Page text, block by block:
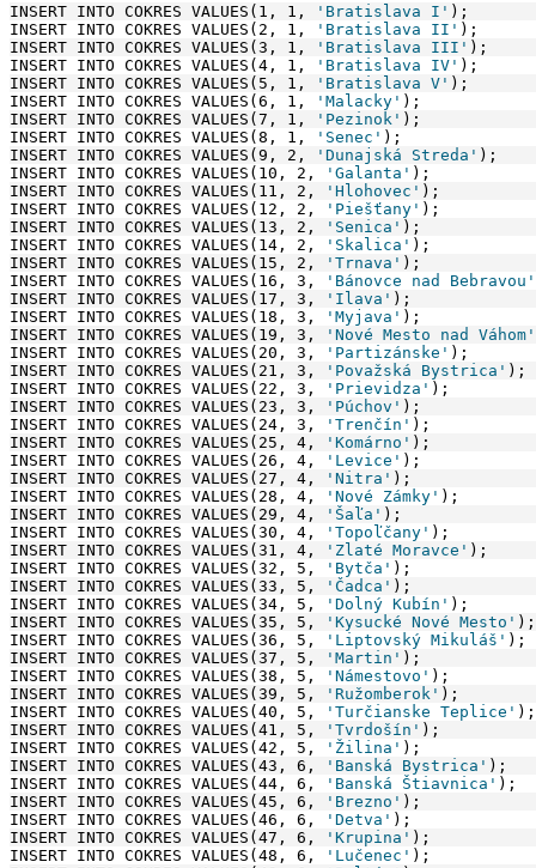
INSERT INTO COKRES VALUES(1, 1,
'Bratislava I' );
INSERT INTO COKRES VALUES(2, 1,
'Bratislava II' );
INSERT INTO COKRES VALUES(3, 1,
'Bratislava III' );
INSERT INTO COKRES VALUES(4, 1,
'Bratislava IV' );
INSERT INTO COKRES VALUES(5, 1,
'Bratislava V' );
INSERT INTO COKRES VALUES(6, 1,
'Malacky' );
INSERT INTO COKRES VALUES(7, 1,
'Pezinok' );
INSERT INTO COKRES VALUES(8, 1,
'Senec' );
INSERT INTO COKRES VALUES(9, 2,
'Dunajská Streda' );
INSERT INTO COKRES VALUES(10, 2,
'Galanta' );
INSERT INTO COKRES VALUES(11, 2,
'Hlohovec' );
INSERT INTO COKRES VALUES(12, 2,
'Piešťany' );
INSERT INTO COKRES VALUES(13, 2,
'Senica' );
INSERT INTO COKRES VALUES(14, 2,
'Skalica' );
INSERT INTO COKRES VALUES(15, 2,
'Trnava' );
INSERT INTO COKRES VALUES(16, 3,
'Bánovce nad Bebravou'
INSERT INTO COKRES VALUES(17, 3,
'Ilava' );
INSERT INTO COKRES VALUES(18, 3,
'Myjava' );
INSERT INTO COKRES VALUES(19, 3,
'Nové Mesto nad Váhom'
INSERT INTO COKRES VALUES(20, 3,
'Partizánske' );
INSERT INTO COKRES VALUES(21, 3,
'Považská Bystrica' );
INSERT INTO COKRES VALUES(22, 3,
'Prievidza' );
INSERT INTO COKRES VALUES(23, 3,
'Púchov' );
INSERT INTO COKRES VALUES(24, 3,
'Trenčín' );
INSERT INTO COKRES VALUES(25, 4,
'Komárno' );
INSERT INTO COKRES VALUES(26, 4,
'Levice' );
INSERT INTO COKRES VALUES(27, 4,
'Nitra' );
INSERT INTO COKRES VALUES(28, 4,
'Nové Zámky' );
INSERT INTO COKRES VALUES(29, 4,
'Šaľa' );
INSERT INTO COKRES VALUES(30, 4,
'Topoľčany' );
INSERT INTO COKRES VALUES(31, 4,
'Zlaté Moravce' );
INSERT INTO COKRES VALUES(32, 5,
'Bytča' );
INSERT INTO COKRES VALUES(33, 5,
'Čadca' );
INSERT INTO COKRES VALUES(34, 5,
'Dolný Kubín' );
INSERT INTO COKRES VALUES(35, 5,
'Kysucké Nové Mesto' );
INSERT INTO COKRES VALUES(36, 5,
'Liptovský Mikuláš' );
INSERT INTO COKRES VALUES(37, 5,
'Martin' );
INSERT INTO COKRES VALUES(38, 5,
'Námestovo' );
INSERT INTO COKRES VALUES(39, 5,
'Ružomberok' );
INSERT INTO COKRES VALUES(40, 5,
'Turčianske Teplice' );
INSERT INTO COKRES VALUES(41, 5,
'Tvrdošín' );
INSERT INTO COKRES VALUES(42, 5,
'Žilina' );
INSERT INTO COKRES VALUES(43, 6,
'Banská Bystrica' );
INSERT INTO COKRES VALUES(44, 6,
'Banská Štiavnica' );
INSERT INTO COKRES VALUES(45, 6,
'Brezno' );
INSERT INTO COKRES VALUES(46, 6,
'Detva' );
INSERT INTO COKRES VALUES(47, 6,
'Krupina' );
INSERT INTO COKRES VALUES(48, 6,
'Lučenec' );